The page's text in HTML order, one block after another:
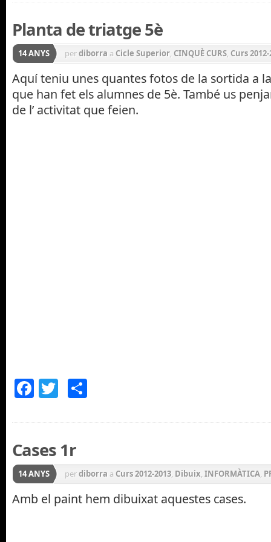
Planta de triatge 5è
14 ANYS perdiborra a Cicle Superior CINQUÈ CURS Curs
SORTIDES I EXCURSIONS
Aquí teniu unes quantes fotos de la sortida a
que han fet els alumnes de 5è. També us
de l’ activitat que feien.
Facebook
Twitter
Cases 1r
14 ANYS perdiborra a Curs 2012-2013 Dibuix INFORMÀTICA
Amb el paint hem dibuixat aquestes cases.